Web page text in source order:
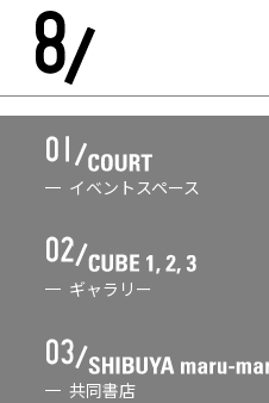
イベントスペース
ギャラリー
共同書店